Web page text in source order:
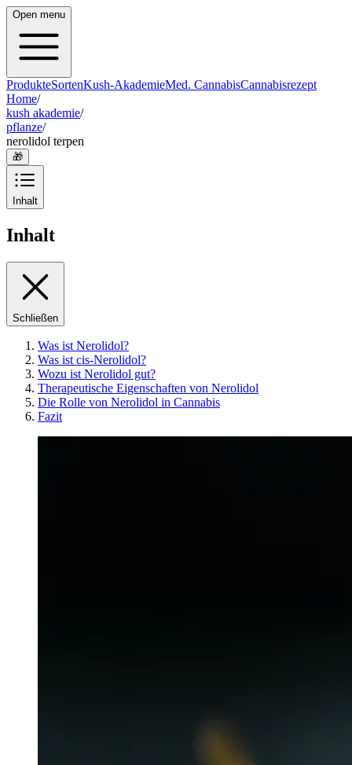
Open menu
ProdukteSortenKush-AkademieMed. CannabisCannabisrezept
Home/
kush akademie/
pflanze/
nerolidol terpen
🎁
Inhalt
Inhalt
Schließen
Was ist Nerolidol?
Was ist cis-Nerolidol?
Wozu ist Nerolidol gut?
Therapeutische Eigenschaften von Nerolidol
Die Rolle von Nerolidol in Cannabis
Fazit